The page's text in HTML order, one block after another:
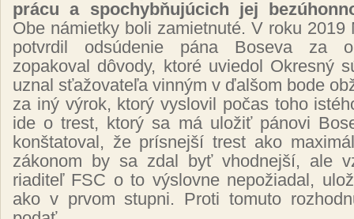
prácu a spochybňujúcich jej
Obe námietky boli zamietnuté. V roku 2019
potvrdil odsúdenie pána Boseva za
zopakoval dôvody, ktoré uviedol Okresný
uznal sťažovateľa vinným v ďalšom bode
za iný výrok, ktorý vyslovil počas toho
ide o trest, ktorý sa má uložiť pánovi
konštatoval, že prísnejší trest ako
zákonom by sa zdal byť vhodnejší, ale
riaditeľ FSC o to výslovne nepožiadal,
ako v prvom stupni. Proti tomuto